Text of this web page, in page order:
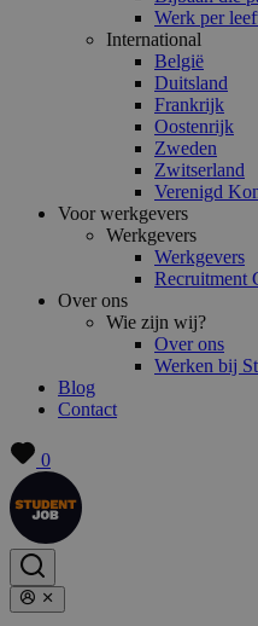
Werk per
International
België
Duitsland
Frankrijk
Oostenrijk
Zweden
Zwitserland
Verenigd
Voor werkgevers
Werkgevers
Werkgevers
Recruitment
Over ons
Wie zijn wij?
Over ons
Werken bij
Blog
Contact
0